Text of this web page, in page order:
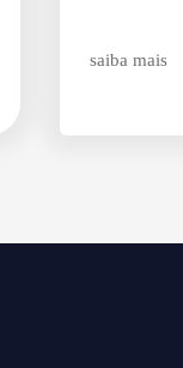
saiba mais